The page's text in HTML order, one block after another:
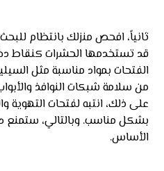
ثانياً، افحص منزلك بانتظام
قد تستخدمها الحشرات كنقاط
الفتحات بمواد مناسبة مثل
من سلامة شبكات النوافذ
على ذلك، انتبه لفتحات التهوية
بشكل مناسب. وبالتالي، ستمنع
الأساس.